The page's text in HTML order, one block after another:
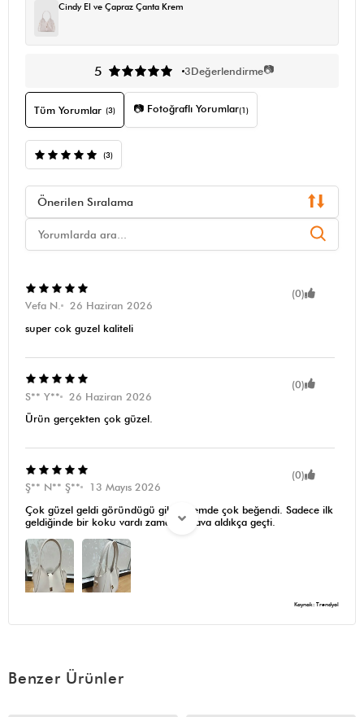
Cindy El ve Çapraz Çanta Krem
5 3Değerlendirme📷
Tüm Yorumlar (3) 📷 Fotoğraflı Yorumlar(1)
(3)
Önerilen Sıralama
(0)
Vefa N.
26 Haziran 2026
super cok guzel kaliteli
(0)
S** Y**
26 Haziran 2026
Ürün gerçekten çok güzel.
(0)
Ş** N** Ş**
13 Mayıs 2026
Çok güzel geldi göründügü gibi. Ailemde çok beğendi. Sadece ilk
geldiğinde bir koku vardı zamanla hava aldıkça geçti.
Kaynak: Trendyol
Benzer Ürünler